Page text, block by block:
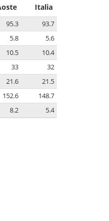
Italia
95.3
93.7
5.8
5.6
10.5
10.4
33
32
21.6
21.5
152.6
148.7
8.2 5.4